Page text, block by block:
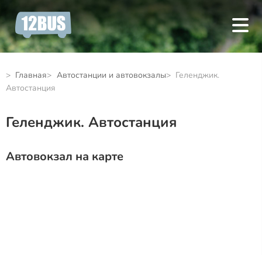
Главная Автостанции и автовокзалы
Геленджик.
Автостанция
Геленджик. Автостанция
Автовокзал на карте